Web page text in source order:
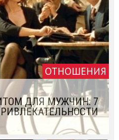
ОТНОШЕНИЯ
ДЛЯ МУЖЧИН: 7